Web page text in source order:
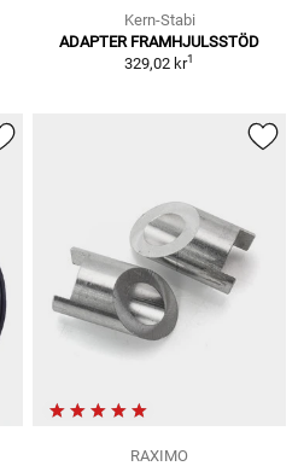
Kern-Stabi
ADAPTER FRAMHJULSSTÖD
329,02 kr1
RAXIMO